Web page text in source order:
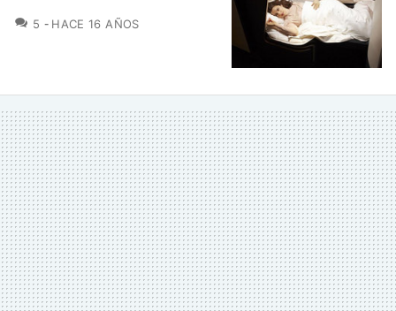
5 COMENTARIOS
HACE 16 AÑOS